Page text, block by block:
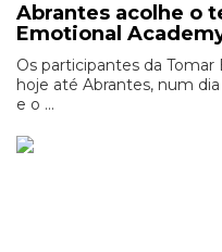
Abrantes acolhe o
Emotional
Os participantes da
hoje até Abrantes, num
e o ...